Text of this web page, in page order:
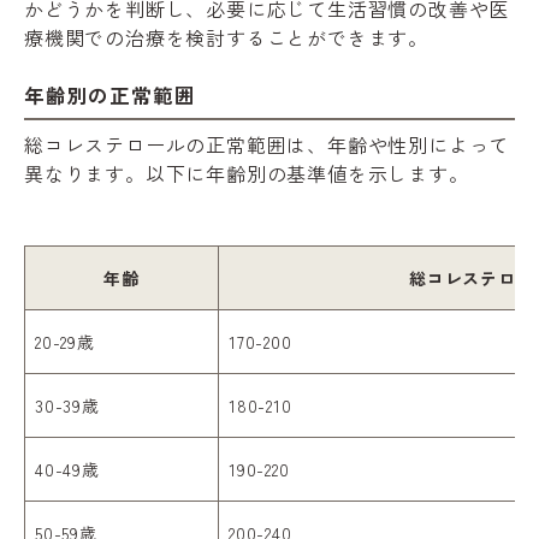
かどうかを判断し、必要に応じて生活習慣の改善や医
療機関での治療を検討することができます。
年齢別の正常範囲
総コレステロールの正常範囲は、年齢や性別によって
異なります。以下に年齢別の基準値を示します。
年齢 総コレステロ
20-29歳 170-200
30-39歳 180-210
40-49歳 190-220
50-59歳 200-240